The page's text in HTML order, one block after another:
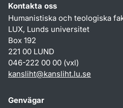
Kontakta oss
Humanistiska och teologiska
LUX, Lunds universitet
Box 192
221 00 LUND
046-222 00 00 (vxl)
kansliht@kansliht.lu.se
Genvägar